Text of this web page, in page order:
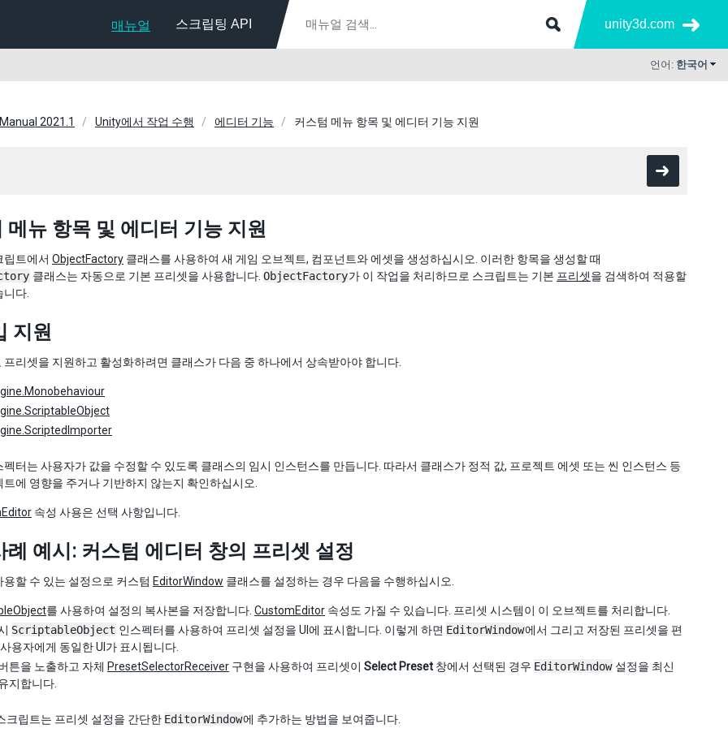
매뉴얼 스크립팅 API unity3d.com
언어: 한국어
2021.1 Unity에서 작업 수행 에디터 기능 커스텀 메뉴 항목 및 에디터 기능 지원
메뉴 항목 및 에디터 기능 지원
립트에서 ObjectFactory 클래스를 사용하여 새 게임 오브젝트, 컴포넌트와 에셋을 생성하십시오. 이러한 항목을 생성할 때
클래스는 자동으로 기본 프리셋을 사용합니다. ObjectFactory가 이 작업을 처리하므로 스크립트는 기본 프리셋을 검색하여 적용할
다.
지원
프리셋을 지원하고 활성화하려면 클래스가 다음 중 하나에서 상속받아야 합니다.
펙터는 사용자가 값을 수정할 수 있도록 클래스의 임시 인스턴스를 만듭니다. 따라서 클래스가 정적 값, 프로젝트 에셋 또는 씬 인스턴스 등
트에 영향을 주거나 기반하지 않는지 확인하십시오.
속성 사용은 선택 사항입니다.
례 예시: 커스텀 에디터 창의 프리셋 설정
용할 수 있는 설정으로 커스텀 EditorWindow 클래스를 설정하는 경우 다음을 수행하십시오.
를 사용하여 설정의 복사본을 저장합니다. CustomEditor 속성도 가질 수 있습니다. 프리셋 시스템이 이 오브젝트를 처리합니다.
ScriptableObject 인스펙터를 사용하여 프리셋 설정을 UI에 표시합니다. 이렇게 하면 EditorWindow에서 그리고 저장된 프리셋을 편
용자에게 동일한 UI가 표시됩니다.
튼을 노출하고 자체 PresetSelectorReceiver 구현을 사용하여 프리셋이 Select Preset 창에서 선택된 경우 EditorWindow 설정을 최신
지합니다.
크립트는 프리셋 설정을 간단한 EditorWindow에 추가하는 방법을 보여줍니다.